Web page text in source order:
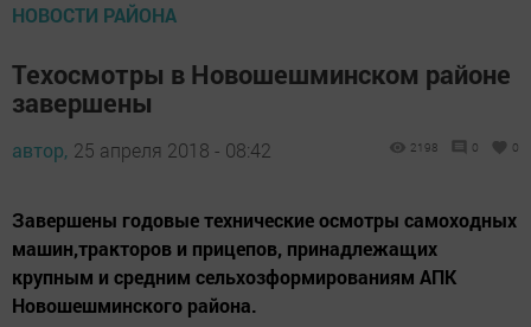
НОВОСТИ РАЙОНА
Техосмотры в Новошешминском районе
завершены
автор, 25 апреля 2018 - 08:42 2198 0 0
Завершены годовые технические осмотры самоходных
машин,тракторов и прицепов, принадлежащих
крупным и средним сельхозформированиям АПК
Новошешминского района.